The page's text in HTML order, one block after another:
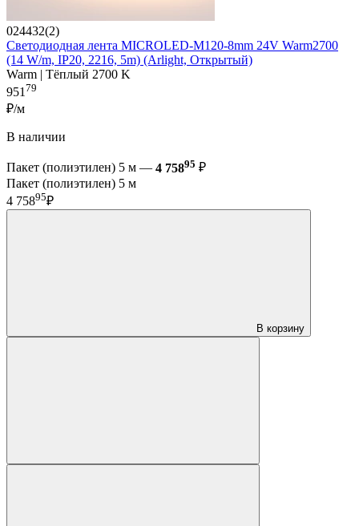
024432(2)
Светодиодная лента MICROLED-M120-8mm 24V Warm2700
(14 W/m, IP20, 2216, 5m) (Arlight, Открытый)
Warm | Тёплый 2700 K
95179
₽/м
В наличии
Пакет (полиэтилен) 5 м — 4 75895 ₽
Пакет (полиэтилен) 5 м
4 75895₽
В корзину